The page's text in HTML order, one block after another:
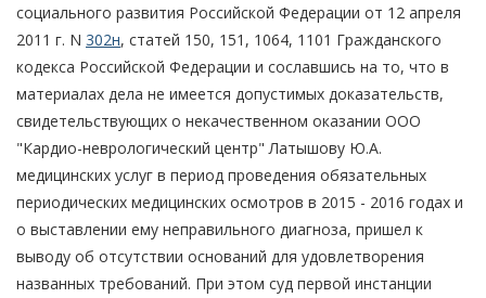
социального развития Российской Федерации от 12 апреля
2011 г. N 302н, статей 150, 151, 1064, 1101 Гражданского
кодекса Российской Федерации и сославшись на то, что в
материалах дела не имеется допустимых доказательств,
свидетельствующих о некачественном оказании ООО
"Кардио-неврологический центр" Латышову Ю.А.
медицинских услуг в период проведения обязательных
периодических медицинских осмотров в 2015 - 2016 годах и
о выставлении ему неправильного диагноза, пришел к
выводу об отсутствии оснований для удовлетворения
названных требований. При этом суд первой инстанции